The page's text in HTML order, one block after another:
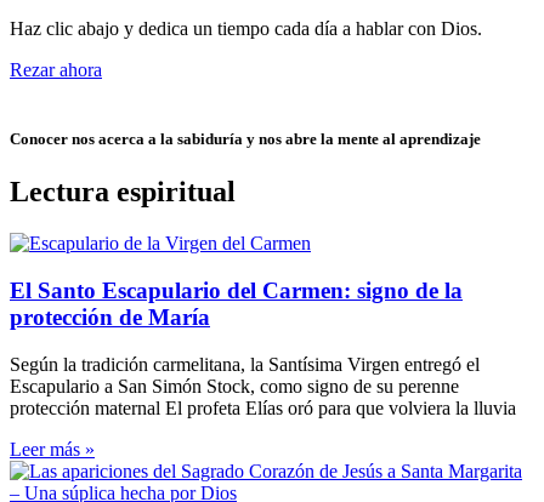
Haz clic abajo y dedica un tiempo cada día a hablar con Dios.
Rezar ahora
Conocer nos acerca a la sabiduría y nos abre la mente al aprendizaje
Lectura espiritual
El Santo Escapulario del Carmen: signo de la
protección de María
Según la tradición carmelitana, la Santísima Virgen entregó el
Escapulario a San Simón Stock, como signo de su perenne
protección maternal El profeta Elías oró para que volviera la lluvia
Leer más »